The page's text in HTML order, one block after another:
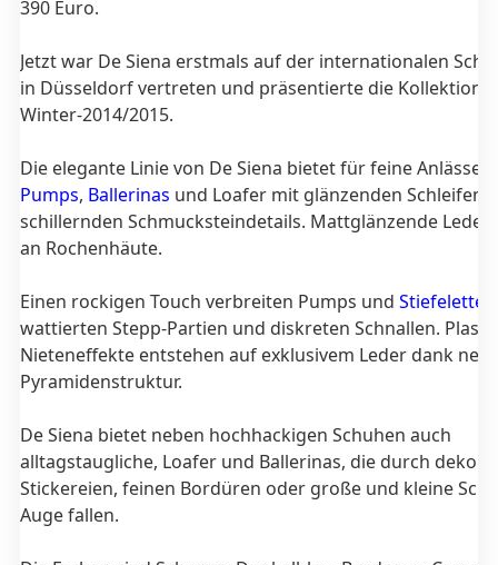
390 Euro.
Jetzt war De Siena erstmals auf der internationalen
in Düsseldorf vertreten und präsentierte die Kollektion
Winter-2014/2015.
Die elegante Linie von De Siena bietet für feine Anlässe
Pumps, Ballerinas und Loafer mit glänzenden Schleifen
schillernden Schmucksteindetails. Mattglänzende Leder
an Rochenhäute.
Einen rockigen Touch verbreiten Pumps und
wattierten Stepp-Partien und diskreten Schnallen.
Nieteneffekte entstehen auf exklusivem Leder dank
Pyramidenstruktur.
De Siena bietet neben hochhackigen Schuhen auch
alltagstaugliche, Loafer und Ballerinas, die durch
Stickereien, feinen Bordüren oder große und kleine
Auge fallen.